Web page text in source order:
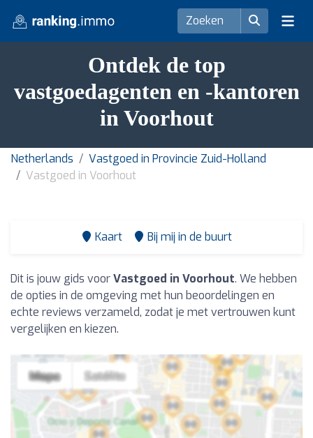
Ontdek de top
vastgoedagenten en -kantoren
in Voorhout
Netherlands
Vastgoed in Provincie Zuid-Holland
Vastgoed in Voorhout
Kaart Bij mij in de buurt
Dit is jouw gids voorVastgoed in Voorhout. We hebben
de opties in de omgeving met hun beoordelingen en
echte reviews verzameld, zodat je met vertrouwen kunt
vergelijken en kiezen.